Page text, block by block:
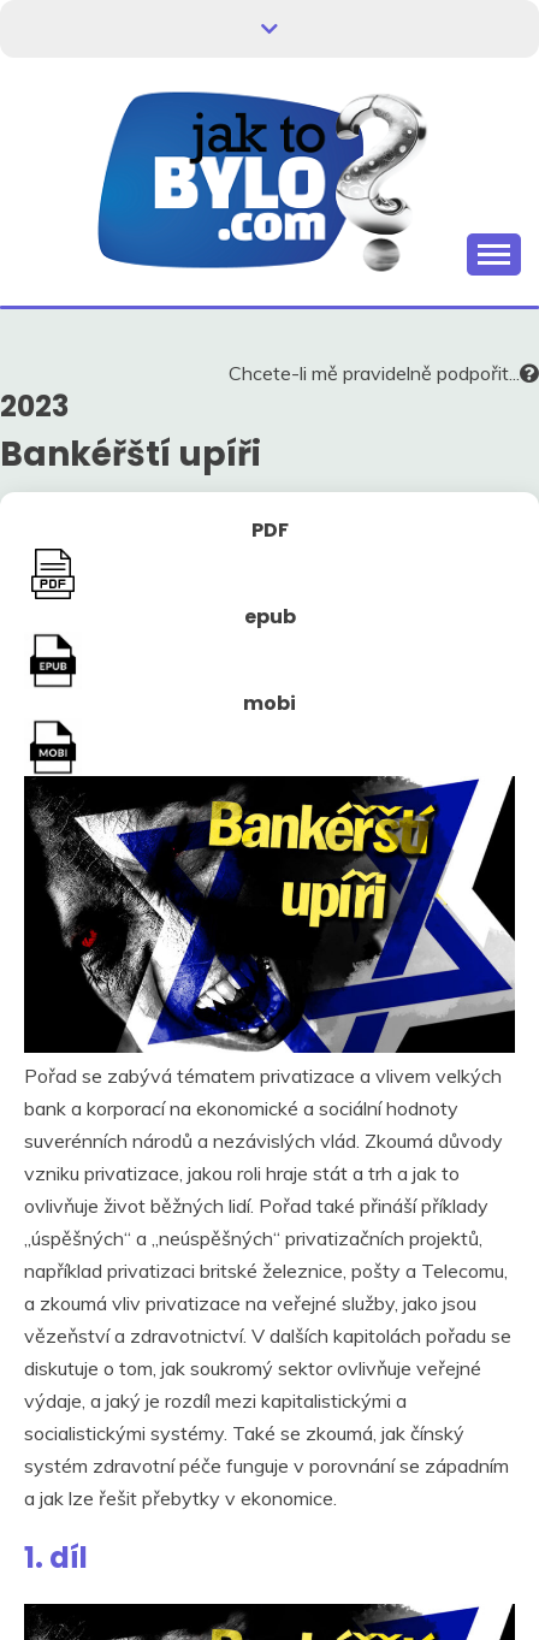
HISTORIE V
SOUVISLOSTECH
Chcete-li mě pravidelně podpořit...
2023
Bankéřští upíři
PDF
epub
mobi
Pořad se zabývá tématem privatizace a vlivem velkých
bank a korporací na ekonomické a sociální hodnoty
suverénních národů a nezávislých vlád. Zkoumá důvody
vzniku privatizace, jakou roli hraje stát a trh a jak to
ovlivňuje život běžných lidí. Pořad také přináší příklady
„úspěšných“ a „neúspěšných“ privatizačních projektů,
například privatizaci britské železnice, pošty a Telecomu,
a zkoumá vliv privatizace na veřejné služby, jako jsou
vězeňství a zdravotnictví. V dalších kapitolách pořadu se
diskutuje o tom, jak soukromý sektor ovlivňuje veřejné
výdaje, a jaký je rozdíl mezi kapitalistickými a
socialistickými systémy. Také se zkoumá, jak čínský
systém zdravotní péče funguje v porovnání se západním
a jak lze řešit přebytky v ekonomice.
1. díl